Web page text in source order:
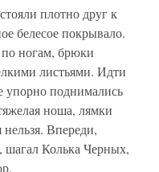
плотно друг к
белесое покрывало.
по ногам, брюки
листьями. Идти
упорно поднимались
ноша, лямки
Впереди,
шагал Колька Черных,